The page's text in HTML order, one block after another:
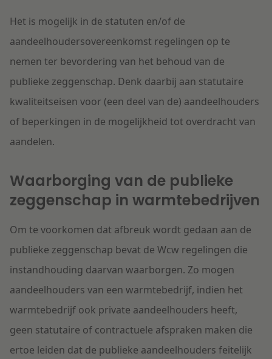
Het is mogelijk in de statuten en/of de
aandeelhoudersovereenkomst regelingen op te
nemen ter bevordering van het behoud van de
publieke zeggenschap. Denk daarbij aan statutaire
kwaliteitseisen voor (een deel van de) aandeelhouders
of beperkingen in de mogelijkheid tot overdracht van
aandelen.
Waarborging van de publieke
zeggenschap in warmtebedrijven
Om te voorkomen dat afbreuk wordt gedaan aan de
publieke zeggenschap bevat de Wcw regelingen die
instandhouding daarvan waarborgen. Zo mogen
aandeelhouders van een warmtebedrijf, indien het
warmtebedrijf ook private aandeelhouders heeft,
geen statutaire of contractuele afspraken maken die
ertoe leiden dat de publieke aandeelhouders feitelijk